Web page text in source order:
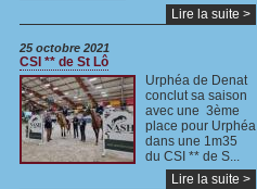
Lire la suite >
25 octobre 2021
CSI ** de St Lô
Urphéa de Denat
conclut sa saison
avec une 3ème
place pour Urphéa
dans une 1m35
du CSI ** de S...
Lire la suite >